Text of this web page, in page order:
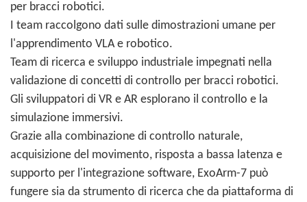
per bracci robotici.
I team raccolgono dati sulle dimostrazioni umane per
l'apprendimento VLA e robotico.
Team di ricerca e sviluppo industriale impegnati nella
validazione di concetti di controllo per bracci robotici.
Gli sviluppatori di VR e AR esplorano il controllo e la
simulazione immersivi.
Grazie alla combinazione di controllo naturale,
acquisizione del movimento, risposta a bassa latenza e
supporto per l'integrazione software, ExoArm-7 può
fungere sia da strumento di ricerca che da piattaforma di